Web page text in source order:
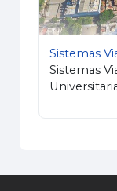
Sistemas
Sistemas